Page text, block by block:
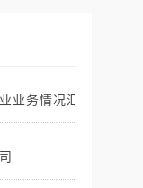
业务情况汇报材料